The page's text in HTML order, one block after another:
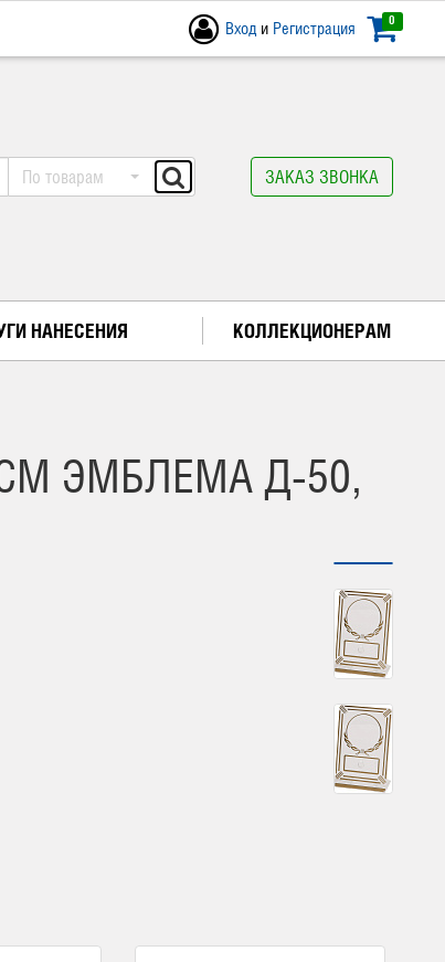
0
Вход и Регистрация
По товарам ЗАКАЗ ЗВОНКА
НАНЕСЕНИЯ КОЛЛЕКЦИОНЕРАМ
ЭМБЛЕМА Д-50,